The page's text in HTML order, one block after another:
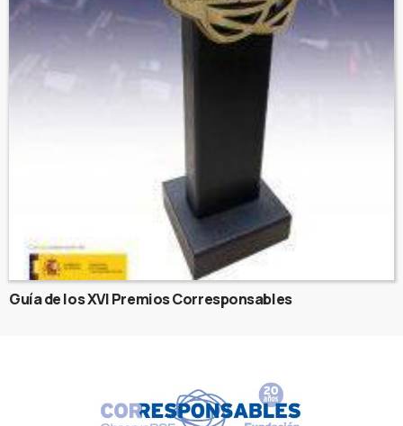
Guía de los XVI Premios Corresponsables